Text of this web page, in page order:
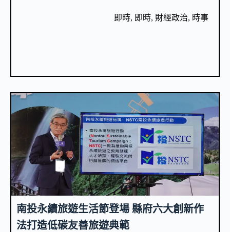
即時, 即時, 財經政治, 時事
南投永續旅遊生活節登場 縣府六大創新作
法打造低碳友善旅遊典範